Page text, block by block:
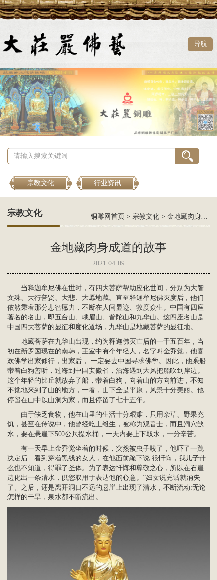
导航
宗教文化 行业资讯
宗教文化 铜雕网首页 > 宗教文化 > 金地藏肉身成道的故事
金地藏肉身成道的故事
2021-04-09
当释迦牟尼佛在世时，有四大菩萨帮助应化世间，分别为大智
文殊、大行普贤、大悲、大愿地藏。直至释迦牟尼佛灭度后，他们
依然秉着那分悲智愿力，不断在人间显迹、救度众生。中国有四座
著名的名山，即五台山、峨眉山、普陀山和九华山。这四座名山是
中国四大菩萨的显征和度化道场，九华山是地藏菩萨的显征地。
地藏菩萨在九华山出现，约为释迦佛灭亡后的一千五百年，当
初在新罗国现在的南韩，王室中有个年轻人，名字叫金乔觉，他喜
欢佛学出家修行，出家后，:一定要去中国寻求佛学。因此，他乘船
带着白狗善听，过海到中国安徽省，沿海遇到大风把船吹到岸边。
这个年轻的比丘就放弃了船，带着白狗，向着山的方向前进，不知
不觉地来到了山的地方，一看，山下全是平原，风景十分美丽。他
停留在山中以山洞为家，而且停留了七十五年。
由于缺乏食物，他在山里的生活十分艰难，只用杂草、野果充
饥，甚至在传说中，他曾经吃土维生，被称为观音士，而且洞穴缺
水，要在悬崖下500公尺提水桶，一天内要上下取水，十分辛苦。
有一天早上金乔觉坐着的时候，突然被虫子咬了，他吓了一跳
决定后，看到穿着黑线的女人，在他面前跪下说:很忏悔，我儿子什
么也不知道，得罪了圣体。为了表达忏悔和尊敬之心，所以在石崖
边化出一条清水，供您取用于表达他的心意。”妇女说完话就消失
了。之后，还是离开洞口不远的悬崖上出现了清水，不断流动:无论
怎样的干旱，泉水都不断流出。